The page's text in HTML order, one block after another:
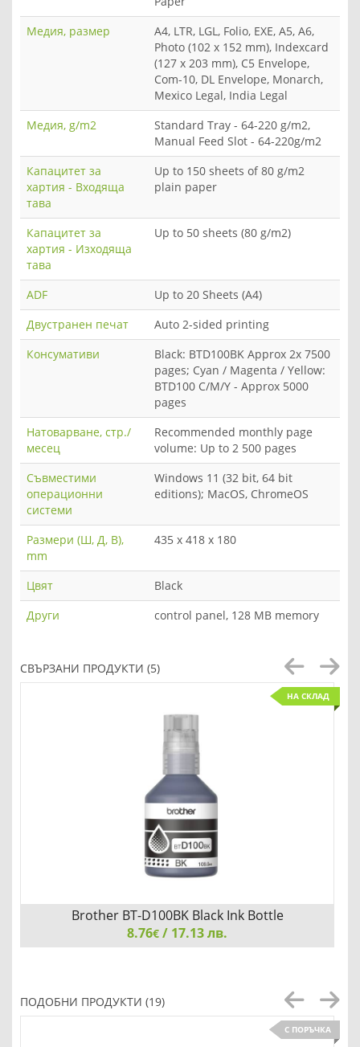
Медия, размер
A4, LTR, LGL, Folio, EXE, A5, A6,
Photo (102 x 152 mm), Indexcard
(127 x 203 mm), C5 Envelope,
Com-10, DL Envelope, Monarch,
Mexico Legal, India Legal
Медия, g/m2
Standard Tray - 64-220 g/m2,
Manual Feed Slot - 64-220g/m2
Капацитет за
хартия - Входяща
тава
Up to 150 sheets of 80 g/m2
plain paper
Капацитет за
хартия - Изходяща
тава
Up to 50 sheets (80 g/m2)
ADF
Up to 20 Sheets (A4)
Двустранен печат
Auto 2-sided printing
Консумативи
Black: BTD100BK Approx 2x 7500
pages; Cyan / Magenta / Yellow:
BTD100 C/M/Y - Approx 5000
pages
Натоварване, стр./
месец
Recommended monthly page
volume: Up to 2 500 pages
Съвместими
операционни
системи
Windows 11 (32 bit, 64 bit
editions); MacOS, ChromeOS
Размери (Ш, Д, В),
mm
435 x 418 x 180
Цвят
Black
Други
control panel, 128 MB memory
СВЪРЗАНИ ПРОДУКТИ (5)
НА СКЛАД
Brother BT-D100BK Black Ink Bottle
8.76€ / 17.13 лв.
ПОДОБНИ ПРОДУКТИ (19)
С ПОРЪЧКА